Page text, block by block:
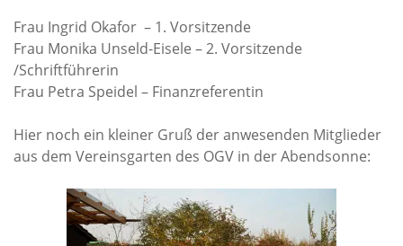
INFORMATIONEN
Rundbriefe
Presse
Termine
Frau Ingrid Okafor – 1. Vorsitzende
Frau Monika Unseld-Eisele – 2. Vorsitzende
/Schriftführerin
Frau Petra Speidel – Finanzreferentin
Hier noch ein kleiner Gruß der anwesenden Mitglieder
aus dem Vereinsgarten des OGV in der Abendsonne: